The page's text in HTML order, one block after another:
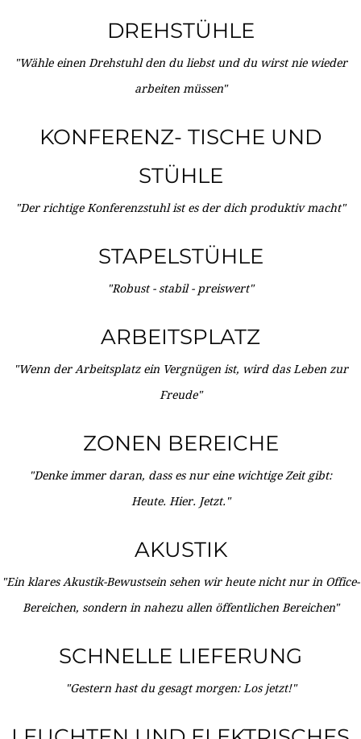
DREHSTÜHLE
"Wähle einen Drehstuhl den du liebst und du wirst nie wieder
arbeiten müssen"
KONFERENZ- TISCHE UND
STÜHLE
"Der richtige Konferenzstuhl ist es der dich produktiv macht"
STAPELSTÜHLE
"Robust - stabil - preiswert"
ARBEITSPLATZ
"Wenn der Arbeitsplatz ein Vergnügen ist, wird das Leben zur
Freude"
ZONEN BEREICHE
"Denke immer daran, dass es nur eine wichtige Zeit gibt:
Heute. Hier. Jetzt."
AKUSTIK
"Ein klares Akustik-Bewustsein sehen wir heute nicht nur in Office-
Bereichen, sondern in nahezu allen öffentlichen Bereichen"
SCHNELLE LIEFERUNG
"Gestern hast du gesagt morgen: Los jetzt!"